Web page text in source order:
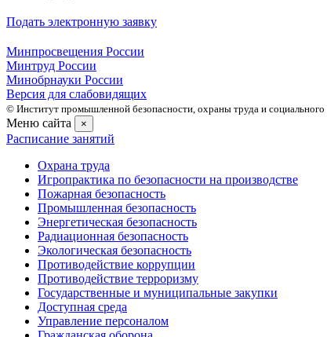
Подать электронную заявку
Минпросвещения России
Минтруд России
Минобрнауки России
Версия для слабовидящих
© Институт промышленной безопасности, охраны труда и
Меню сайта ×
Расписание занятий
Охрана труда
Игропрактика по безопасности на производстве
Пожарная безопасность
Промышленная безопасность
Энергетическая безопасность
Радиационная безопасность
Экологическая безопасность
Противодействие коррупции
Противодействие терроризму
Государственные и муниципальные закупки
Доступная среда
Управление персоналом